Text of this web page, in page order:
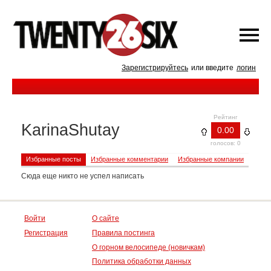
Зарегистрируйтесь или введите логин
Рейтинг
0.00
голосов: 0
KarinaShutay
Избранные посты Избранные комментарии Избранные компании
Сюда еще никто не успел написать
Войти
Регистрация
О сайте
Правила постинга
О горном велосипеде (новичкам)
Политика обработки данных